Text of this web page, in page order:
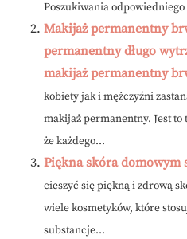
Poszukiwania
Makijaż permanentny
permanentny długo
makijaż permanentny
kobiety jak i mężczyźni
makijaż permanentny. Jest to
że każdego...
Piękna skóra domowym
cieszyć się piękną i zdrową
wiele kosmetyków, które
substancje...